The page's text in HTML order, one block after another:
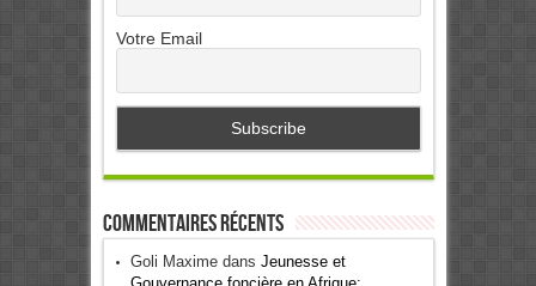
Votre Email
Commentaires récents
Goli Maximedans Jeunesse et